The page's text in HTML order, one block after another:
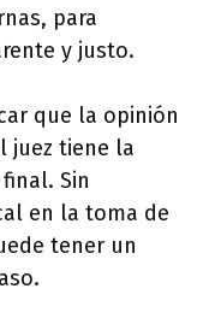
para
y justo.
que la opinión
juez tiene la
Sin
en la toma de
tener un